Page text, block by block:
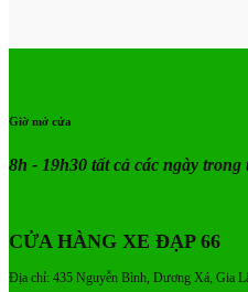
Giờ mở cửa
8h - 19h30 tất cả các ngày trong
CỬA HÀNG XE ĐẠP 66
Địa chỉ: 435 Nguyễn Bình, Dương Xá, Gia